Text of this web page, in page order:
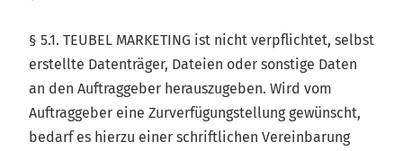
§ 5.1. TEUBEL MARKETING ist nicht verpflichtet, selbst
erstellte Datenträger, Dateien oder sonstige Daten
an den Auftraggeber herauszugeben. Wird vom
Auftraggeber eine Zurverfügungstellung gewünscht,
bedarf es hierzu einer schriftlichen Vereinbarung